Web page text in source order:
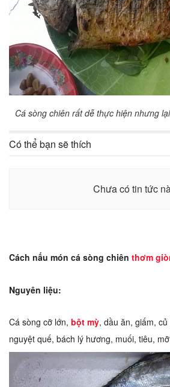
Cá sòng chiên rất dễ thực hiện nhưng
Có thể bạn sẽ thích
Chưa có tin tức
Cách nấu món cá sòng chiên thơm
Nguyên liệu:
Cá sòng cỡ lớn, bột mỳ, dầu ăn, giấm,
nguyệt quế, bách lý hương, muối, tiêu,